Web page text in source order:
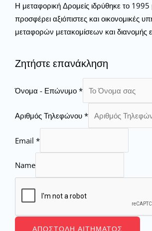
Η μεταφορική Δρομείς ιδρύθηκε το
προσφέρει αξιόπιστες και οικονομικές
μεταφορών μετακομίσεων και
Ζητήστε επανάκληση
Όνομα - Επώνυμο *
Αριθμός Τηλεφώνου *
Email *
Name
ΑΠΟΣΤΟΛΉ ΑΙΤΉΜΑΤΟΣ